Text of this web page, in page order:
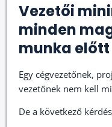
Vezetői
minden
munka előtt
Egy cégvezetőnek,
vezetőnek nem kell
De a következő